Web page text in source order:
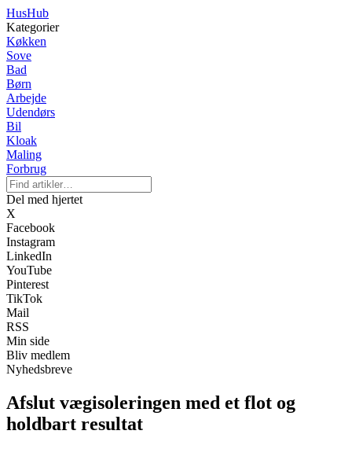
HusHub
Kategorier
Køkken
Sove
Bad
Børn
Arbejde
Udendørs
Bil
Kloak
Maling
Forbrug
Del med hjertet
X
Facebook
Instagram
LinkedIn
YouTube
Pinterest
TikTok
Mail
RSS
Min side
Bliv medlem
Nyhedsbreve
Afslut vægisoleringen med et flot og
holdbart resultat